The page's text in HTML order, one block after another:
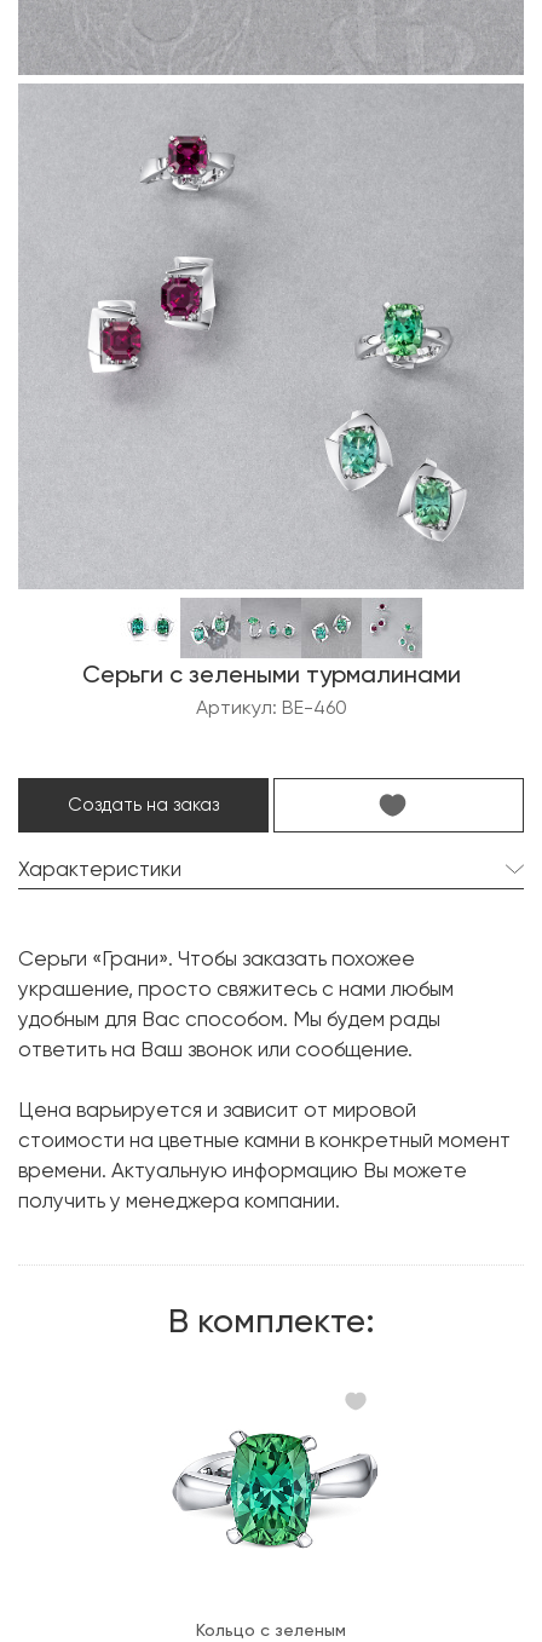
Серьги с зелеными турмалинами
Артикул: BE-460
Создать на заказ
Характеристики
Форма огранки:
Бриллиант:
2 шт. 0.02 карат.
Форма огранки:
Металл:
Белое золото, 750 проба
Вес грамм:
9.46
Серьги «Грани». Чтобы заказать похожее
украшение, просто свяжитесь с нами любым
удобным для Вас способом. Мы будем рады
ответить на Ваш звонок или сообщение.
Цена варьируется и зависит от мировой
стоимости на цветные камни в конкретный момент
времени. Актуальную информацию Вы можете
получить у менеджера компании.
В комплекте:
Кольцо с зеленым